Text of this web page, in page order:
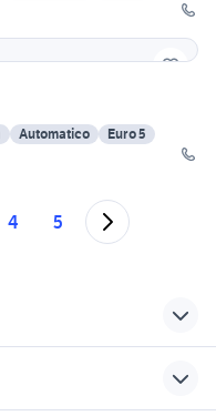
Automatico
Euro 5
4 5